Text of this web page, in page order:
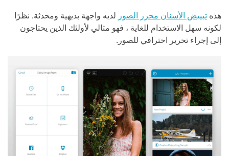
هذه تبييض الأسنان محرر الصور لديه واجهة بديهية ومحدثة. نظرًا
لكونه سهل الاستخدام للغاية ، فهو مثالي لأولئك الذين يحتاجون
إلى إجراء تحرير احترافي للصور.